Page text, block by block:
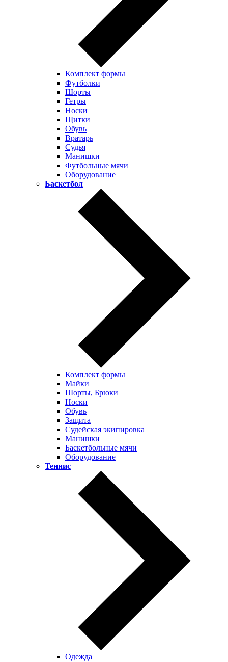
Комплект формы
Футболки
Шорты
Гетры
Носки
Щитки
Обувь
Вратарь
Судья
Манишки
Футбольные мячи
Оборудование
Баскетбол
Комплект формы
Майки
Шорты, Брюки
Носки
Обувь
Защита
Судейская экипировка
Манишки
Баскетбольные мячи
Оборудование
Теннис
Одежда